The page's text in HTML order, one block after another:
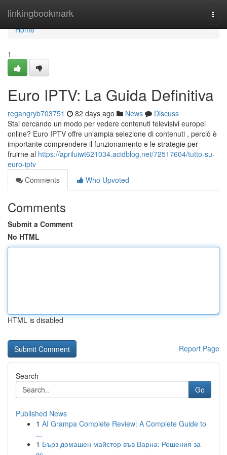
linkingbookmark
Home
Home
1
Euro IPTV: La Guida Definitiva
regangryb703751 82 days ago News
Discuss
Stai cercando un modo per vedere contenuti televisivi europei
online? Euro IPTV offre un'ampia selezione di contenuti , perciò è
importante comprendere il funzionamento e le strategie per
fruirne al https://apriluiwt621034.acidblog.net/72517604/tutto-su-
euro-iptv
Comments
Who Upvoted
Comments
Submit a Comment
No HTML
HTML is disabled
Report Page
Search
Go
Published News
1 AI Grampa Complete Review: A Complete Guide to
...
1 Бърз домашен майстор във Варна: Решения за